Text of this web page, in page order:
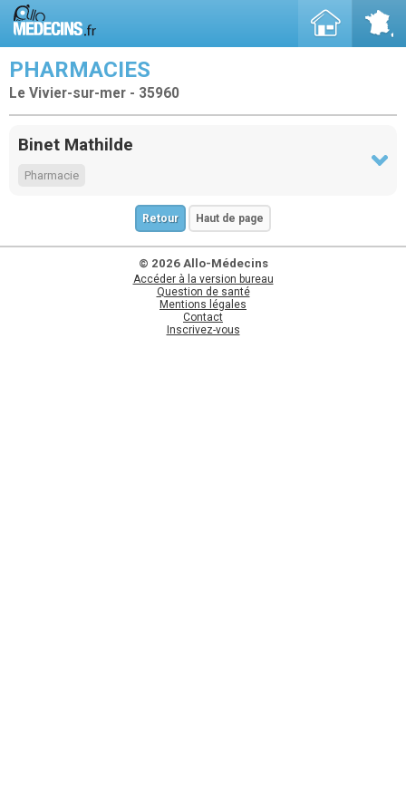
PHARMACIES
Le Vivier-sur-mer - 35960
Binet Mathilde
Pharmacie
Retour Haut de page
© 2026 Allo-Médecins
Accéder à la version bureau
Question de santé
Mentions légales
Contact
Inscrivez-vous